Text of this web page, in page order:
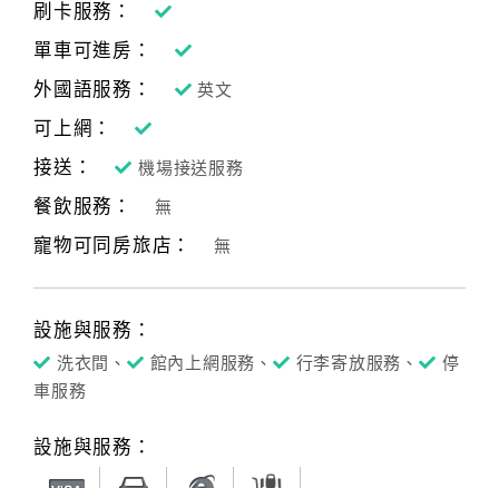
刷卡服務：
單車可進房：
外國語服務：
英文
可上網：
接送：
機場接送服務
餐飲服務： 無
寵物可同房旅店： 無
設施與服務：
洗衣間、 館內上網服務、 行李寄放服務、
停
車服務
設施與服務：